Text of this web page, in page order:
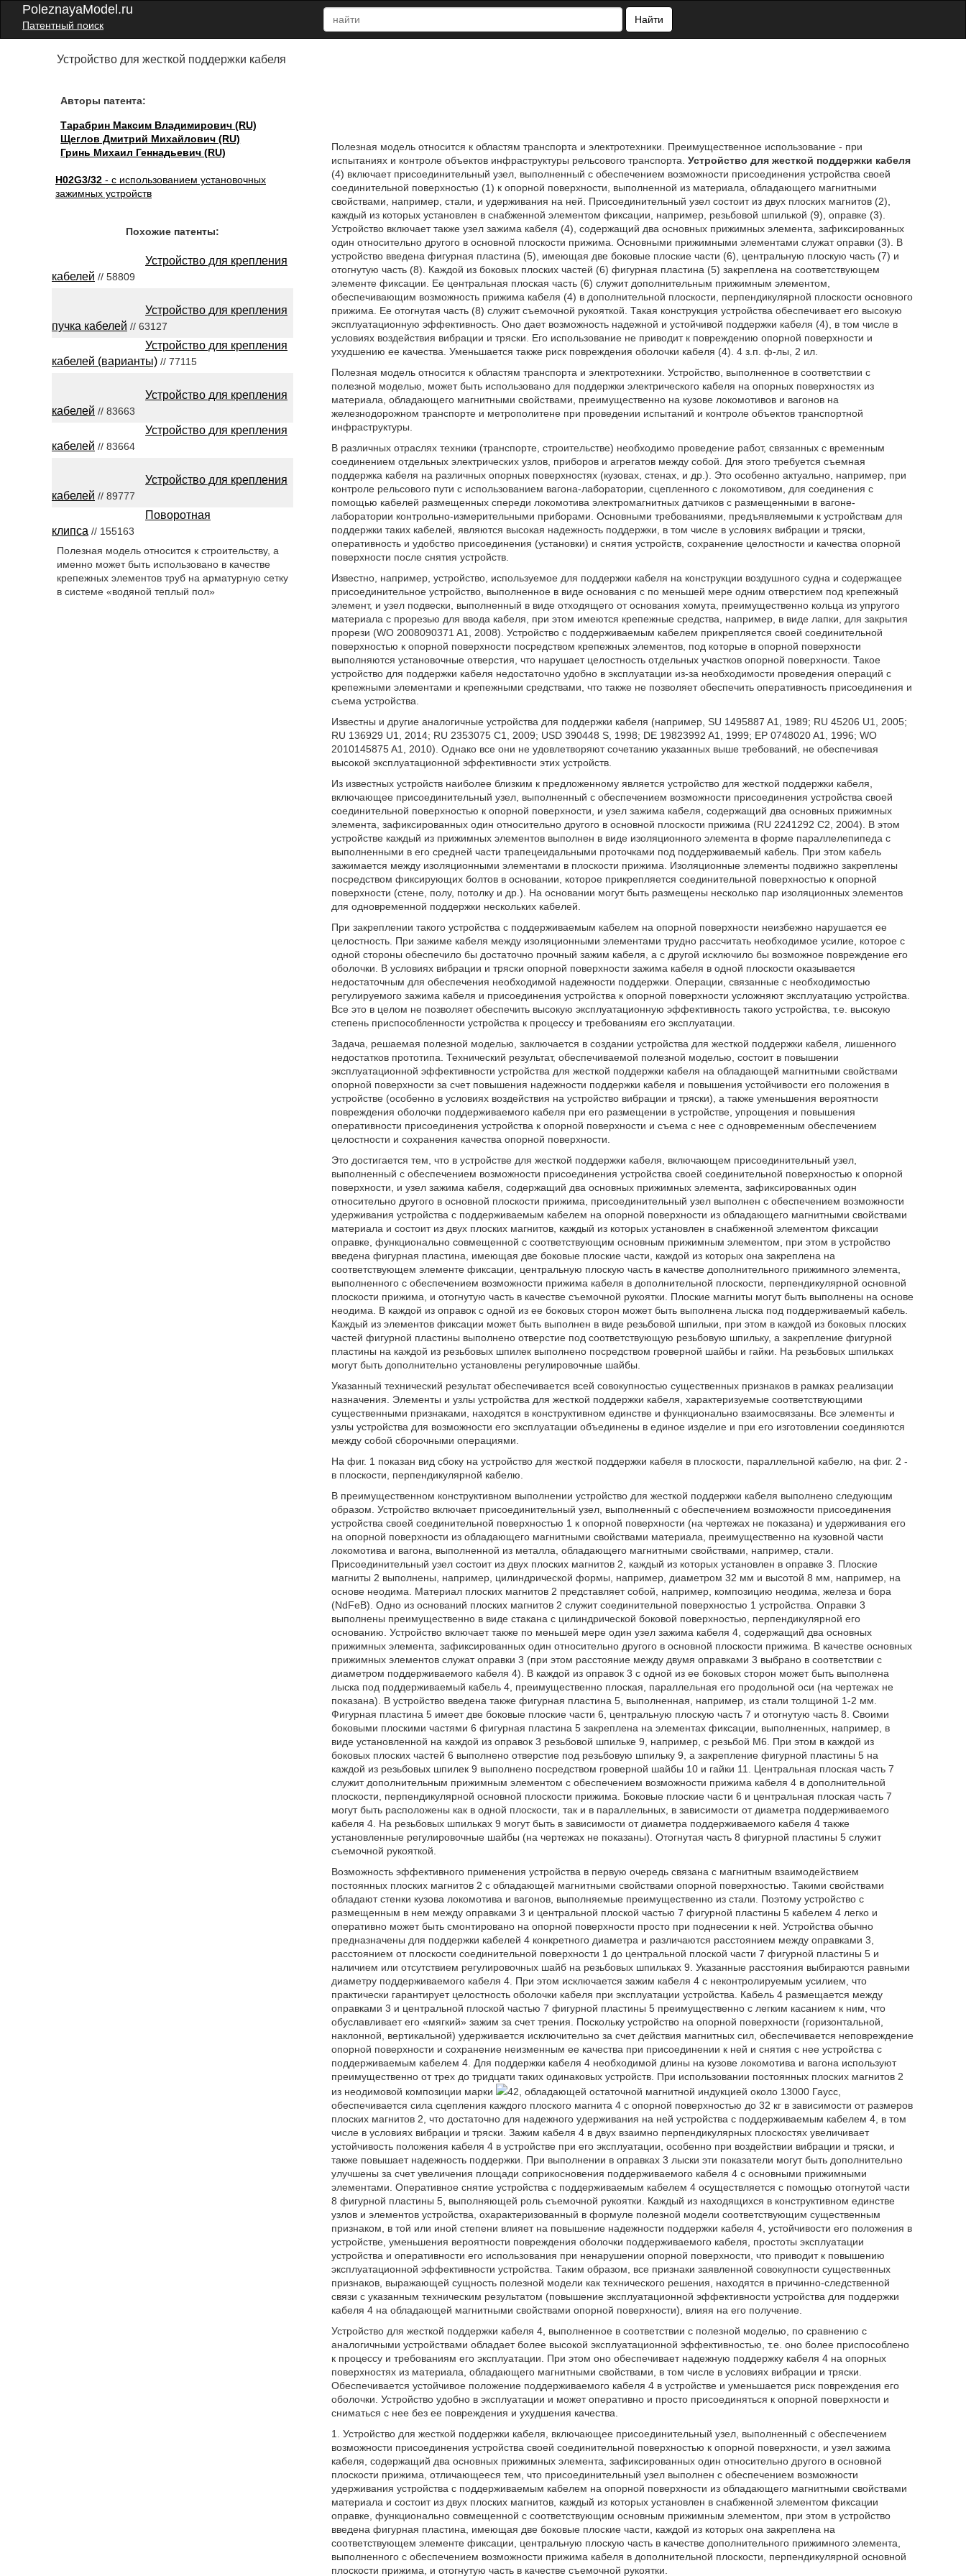
PoleznayaModel.ru
Патентный поиск
Найти
Устройство для жесткой поддержки кабеля
Авторы патента:
Тарабрин Максим Владимирович (RU)
Щеглов Дмитрий Михайлович (RU)
Гринь Михаил Геннадьевич (RU)
H02G3/32 - с использованием установочных
зажимных устройств
Полезная модель относится к областям транспорта и электротехники. Преимущественное использование - при
испытаниях и контроле объектов инфраструктуры рельсового транспорта. Устройство для жесткой поддержки кабеля
(4) включает присоединительный узел, выполненный с обеспечением возможности присоединения устройства своей
соединительной поверхностью (1) к опорной поверхности, выполненной из материала, обладающего магнитными
свойствами, например, стали, и удерживания на ней. Присоединительный узел состоит из двух плоских магнитов (2),
каждый из которых установлен в снабженной элементом фиксации, например, резьбовой шпилькой (9), оправке (3).
Устройство включает также узел зажима кабеля (4), содержащий два основных прижимных элемента, зафиксированных
один относительно другого в основной плоскости прижима. Основными прижимными элементами служат оправки (3). В
устройство введена фигурная пластина (5), имеющая две боковые плоские части (6), центральную плоскую часть (7) и
отогнутую часть (8). Каждой из боковых плоских частей (6) фигурная пластина (5) закреплена на соответствующем
элементе фиксации. Ее центральная плоская часть (6) служит дополнительным прижимным элементом,
обеспечивающим возможность прижима кабеля (4) в дополнительной плоскости, перпендикулярной плоскости основного
прижима. Ее отогнутая часть (8) служит съемочной рукояткой. Такая конструкция устройства обеспечивает его высокую
эксплуатационную эффективность. Оно дает возможность надежной и устойчивой поддержки кабеля (4), в том числе в
условиях воздействия вибрации и тряски. Его использование не приводит к повреждению опорной поверхности и
ухудшению ее качества. Уменьшается также риск повреждения оболочки кабеля (4). 4 з.п. ф-лы, 2 ил.
Полезная модель относится к областям транспорта и электротехники. Устройство, выполненное в соответствии с
полезной моделью, может быть использовано для поддержки электрического кабеля на опорных поверхностях из
материала, обладающего магнитными свойствами, преимущественно на кузове локомотивов и вагонов на
железнодорожном транспорте и метрополитене при проведении испытаний и контроле объектов транспортной
инфраструктуры.
В различных отраслях техники (транспорте, строительстве) необходимо проведение работ, связанных с временным
соединением отдельных электрических узлов, приборов и агрегатов между собой. Для этого требуется съемная
поддержка кабеля на различных опорных поверхностях (кузовах, стенах, и др.). Это особенно актуально, например, при
контроле рельсового пути с использованием вагона-лаборатории, сцепленного с локомотивом, для соединения с
помощью кабелей размещенных спереди локомотива электромагнитных датчиков с размещенными в вагоне-
лаборатории контрольно-измерительными приборами. Основными требованиями, предъявляемыми к устройствам для
поддержки таких кабелей, являются высокая надежность поддержки, в том числе в условиях вибрации и тряски,
оперативность и удобство присоединения (установки) и снятия устройств, сохранение целостности и качества опорной
поверхности после снятия устройств.
Известно, например, устройство, используемое для поддержки кабеля на конструкции воздушного судна и содержащее
присоединительное устройство, выполненное в виде основания с по меньшей мере одним отверстием под крепежный
элемент, и узел подвески, выполненный в виде отходящего от основания хомута, преимущественно кольца из упругого
материала с прорезью для ввода кабеля, при этом имеются крепежные средства, например, в виде лапки, для закрытия
прорези (WO 2008090371 A1, 2008). Устройство с поддерживаемым кабелем прикрепляется своей соединительной
поверхностью к опорной поверхности посредством крепежных элементов, под которые в опорной поверхности
выполняются установочные отверстия, что нарушает целостность отдельных участков опорной поверхности. Такое
устройство для поддержки кабеля недостаточно удобно в эксплуатации из-за необходимости проведения операций с
крепежными элементами и крепежными средствами, что также не позволяет обеспечить оперативность присоединения и
съема устройства.
Известны и другие аналогичные устройства для поддержки кабеля (например, SU 1495887 A1, 1989; RU 45206 U1, 2005;
RU 136929 U1, 2014; RU 2353075 C1, 2009; USD 390448 S, 1998; DE 19823992 A1, 1999; EP 0748020 A1, 1996; WO
2010145875 A1, 2010). Однако все они не удовлетворяют сочетанию указанных выше требований, не обеспечивая
высокой эксплуатационной эффективности этих устройств.
Из известных устройств наиболее близким к предложенному является устройство для жесткой поддержки кабеля,
включающее присоединительный узел, выполненный с обеспечением возможности присоединения устройства своей
соединительной поверхностью к опорной поверхности, и узел зажима кабеля, содержащий два основных прижимных
элемента, зафиксированных один относительно другого в основной плоскости прижима (RU 2241292 C2, 2004). В этом
устройстве каждый из прижимных элементов выполнен в виде изоляционного элемента в форме параллелепипеда с
выполненными в его средней части трапецеидальными проточками под поддерживаемый кабель. При этом кабель
зажимается между изоляционными элементами в плоскости прижима. Изоляционные элементы подвижно закреплены
посредством фиксирующих болтов в основании, которое прикрепляется соединительной поверхностью к опорной
поверхности (стене, полу, потолку и др.). На основании могут быть размещены несколько пар изоляционных элементов
для одновременной поддержки нескольких кабелей.
При закреплении такого устройства с поддерживаемым кабелем на опорной поверхности неизбежно нарушается ее
целостность. При зажиме кабеля между изоляционными элементами трудно рассчитать необходимое усилие, которое с
одной стороны обеспечило бы достаточно прочный зажим кабеля, а с другой исключило бы возможное повреждение его
оболочки. В условиях вибрации и тряски опорной поверхности зажима кабеля в одной плоскости оказывается
недостаточным для обеспечения необходимой надежности поддержки. Операции, связанные с необходимостью
регулируемого зажима кабеля и присоединения устройства к опорной поверхности усложняют эксплуатацию устройства.
Все это в целом не позволяет обеспечить высокую эксплуатационную эффективность такого устройства, т.е. высокую
степень приспособленности устройства к процессу и требованиям его эксплуатации.
Задача, решаемая полезной моделью, заключается в создании устройства для жесткой поддержки кабеля, лишенного
недостатков прототипа. Технический результат, обеспечиваемой полезной моделью, состоит в повышении
эксплуатационной эффективности устройства для жесткой поддержки кабеля на обладающей магнитными свойствами
опорной поверхности за счет повышения надежности поддержки кабеля и повышения устойчивости его положения в
устройстве (особенно в условиях воздействия на устройство вибрации и тряски), а также уменьшения вероятности
повреждения оболочки поддерживаемого кабеля при его размещении в устройстве, упрощения и повышения
оперативности присоединения устройства к опорной поверхности и съема с нее с одновременным обеспечением
целостности и сохранения качества опорной поверхности.
Это достигается тем, что в устройстве для жесткой поддержки кабеля, включающем присоединительный узел,
выполненный с обеспечением возможности присоединения устройства своей соединительной поверхностью к опорной
поверхности, и узел зажима кабеля, содержащий два основных прижимных элемента, зафиксированных один
относительно другого в основной плоскости прижима, присоединительный узел выполнен с обеспечением возможности
удерживания устройства с поддерживаемым кабелем на опорной поверхности из обладающего магнитными свойствами
материала и состоит из двух плоских магнитов, каждый из которых установлен в снабженной элементом фиксации
оправке, функционально совмещенной с соответствующим основным прижимным элементом, при этом в устройство
введена фигурная пластина, имеющая две боковые плоские части, каждой из которых она закреплена на
соответствующем элементе фиксации, центральную плоскую часть в качестве дополнительного прижимного элемента,
выполненного с обеспечением возможности прижима кабеля в дополнительной плоскости, перпендикулярной основной
плоскости прижима, и отогнутую часть в качестве съемочной рукоятки. Плоские магниты могут быть выполнены на основе
неодима. В каждой из оправок с одной из ее боковых сторон может быть выполнена лыска под поддерживаемый кабель.
Каждый из элементов фиксации может быть выполнен в виде резьбовой шпильки, при этом в каждой из боковых плоских
частей фигурной пластины выполнено отверстие под соответствующую резьбовую шпильку, а закрепление фигурной
пластины на каждой из резьбовых шпилек выполнено посредством гроверной шайбы и гайки. На резьбовых шпильках
могут быть дополнительно установлены регулировочные шайбы.
Указанный технический результат обеспечивается всей совокупностью существенных признаков в рамках реализации
назначения. Элементы и узлы устройства для жесткой поддержки кабеля, характеризуемые соответствующими
существенными признаками, находятся в конструктивном единстве и функционально взаимосвязаны. Все элементы и
узлы устройства для возможности его эксплуатации объединены в единое изделие и при его изготовлении соединяются
между собой сборочными операциями.
На фиг. 1 показан вид сбоку на устройство для жесткой поддержки кабеля в плоскости, параллельной кабелю, на фиг. 2 -
в плоскости, перпендикулярной кабелю.
В преимущественном конструктивном выполнении устройство для жесткой поддержки кабеля выполнено следующим
образом. Устройство включает присоединительный узел, выполненный с обеспечением возможности присоединения
устройства своей соединительной поверхностью 1 к опорной поверхности (на чертежах не показана) и удерживания его
на опорной поверхности из обладающего магнитными свойствами материала, преимущественно на кузовной части
локомотива и вагона, выполненной из металла, обладающего магнитными свойствами, например, стали.
Присоединительный узел состоит из двух плоских магнитов 2, каждый из которых установлен в оправке 3. Плоские
магниты 2 выполнены, например, цилиндрической формы, например, диаметром 32 мм и высотой 8 мм, например, на
основе неодима. Материал плоских магнитов 2 представляет собой, например, композицию неодима, железа и бора
(NdFeB). Одно из оснований плоских магнитов 2 служит соединительной поверхностью 1 устройства. Оправки 3
выполнены преимущественно в виде стакана с цилиндрической боковой поверхностью, перпендикулярной его
основанию. Устройство включает также по меньшей мере один узел зажима кабеля 4, содержащий два основных
прижимных элемента, зафиксированных один относительно другого в основной плоскости прижима. В качестве основных
прижимных элементов служат оправки 3 (при этом расстояние между двумя оправками 3 выбрано в соответствии с
диаметром поддерживаемого кабеля 4). В каждой из оправок 3 с одной из ее боковых сторон может быть выполнена
лыска под поддерживаемый кабель 4, преимущественно плоская, параллельная его продольной оси (на чертежах не
показана). В устройство введена также фигурная пластина 5, выполненная, например, из стали толщиной 1-2 мм.
Фигурная пластина 5 имеет две боковые плоские части 6, центральную плоскую часть 7 и отогнутую часть 8. Своими
боковыми плоскими частями 6 фигурная пластина 5 закреплена на элементах фиксации, выполненных, например, в
виде установленной на каждой из оправок 3 резьбовой шпильке 9, например, с резьбой М6. При этом в каждой из
боковых плоских частей 6 выполнено отверстие под резьбовую шпильку 9, а закрепление фигурной пластины 5 на
каждой из резьбовых шпилек 9 выполнено посредством гроверной шайбы 10 и гайки 11. Центральная плоская часть 7
служит дополнительным прижимным элементом с обеспечением возможности прижима кабеля 4 в дополнительной
плоскости, перпендикулярной основной плоскости прижима. Боковые плоские части 6 и центральная плоская часть 7
могут быть расположены как в одной плоскости, так и в параллельных, в зависимости от диаметра поддерживаемого
кабеля 4. На резьбовых шпильках 9 могут быть в зависимости от диаметра поддерживаемого кабеля 4 также
установленные регулировочные шайбы (на чертежах не показаны). Отогнутая часть 8 фигурной пластины 5 служит
съемочной рукояткой.
Возможность эффективного применения устройства в первую очередь связана с магнитным взаимодействием
постоянных плоских магнитов 2 с обладающей магнитными свойствами опорной поверхностью. Такими свойствами
обладают стенки кузова локомотива и вагонов, выполняемые преимущественно из стали. Поэтому устройство с
размещенным в нем между оправками 3 и центральной плоской частью 7 фигурной пластины 5 кабелем 4 легко и
оперативно может быть смонтировано на опорной поверхности просто при поднесении к ней. Устройства обычно
предназначены для поддержки кабелей 4 конкретного диаметра и различаются расстоянием между оправками 3,
расстоянием от плоскости соединительной поверхности 1 до центральной плоской части 7 фигурной пластины 5 и
наличием или отсутствием регулировочных шайб на резьбовых шпильках 9. Указанные расстояния выбираются равными
диаметру поддерживаемого кабеля 4. При этом исключается зажим кабеля 4 с неконтролируемым усилием, что
практически гарантирует целостность оболочки кабеля при эксплуатации устройства. Кабель 4 размещается между
оправками 3 и центральной плоской частью 7 фигурной пластины 5 преимущественно с легким касанием к ним, что
обуславливает его «мягкий» зажим за счет трения. Поскольку устройство на опорной поверхности (горизонтальной,
наклонной, вертикальной) удерживается исключительно за счет действия магнитных сил, обеспечивается неповреждение
опорной поверхности и сохранение неизменным ее качества при присоединении к ней и снятия с нее устройства с
поддерживаемым кабелем 4. Для поддержки кабеля 4 необходимой длины на кузове локомотива и вагона используют
преимущественно от трех до тридцати таких одинаковых устройств. При использовании постоянных плоских магнитов 2
из неодимовой композиции марки
42, обладающей остаточной магнитной индукцией около 13000 Гаусс,
обеспечивается сила сцепления каждого плоского магнита 4 с опорной поверхностью до 32 кг в зависимости от размеров
плоских магнитов 2, что достаточно для надежного удерживания на ней устройства с поддерживаемым кабелем 4, в том
числе в условиях вибрации и тряски. Зажим кабеля 4 в двух взаимно перпендикулярных плоскостях увеличивает
устойчивость положения кабеля 4 в устройстве при его эксплуатации, особенно при воздействии вибрации и тряски, и
также повышает надежность поддержки. При выполнении в оправках 3 лыски эти показатели могут быть дополнительно
улучшены за счет увеличения площади соприкосновения поддерживаемого кабеля 4 с основными прижимными
элементами. Оперативное снятие устройства с поддерживаемым кабелем 4 осуществляется с помощью отогнутой части
8 фигурной пластины 5, выполняющей роль съемочной рукоятки. Каждый из находящихся в конструктивном единстве
узлов и элементов устройства, охарактеризованный в формуле полезной модели соответствующим существенным
признаком, в той или иной степени влияет на повышение надежности поддержки кабеля 4, устойчивости его положения в
устройстве, уменьшения вероятности повреждения оболочки поддерживаемого кабеля, простоты эксплуатации
устройства и оперативности его использования при ненарушении опорной поверхности, что приводит к повышению
эксплуатационной эффективности устройства. Таким образом, все признаки заявленной совокупности существенных
признаков, выражающей сущность полезной модели как технического решения, находятся в причинно-следственной
связи с указанным техническим результатом (повышение эксплуатационной эффективности устройства для поддержки
кабеля 4 на обладающей магнитными свойствами опорной поверхности), влияя на его получение.
Устройство для жесткой поддержки кабеля 4, выполненное в соответствии с полезной моделью, по сравнению с
аналогичными устройствами обладает более высокой эксплуатационной эффективностью, т.е. оно более приспособлено
к процессу и требованиям его эксплуатации. При этом оно обеспечивает надежную поддержку кабеля 4 на опорных
поверхностях из материала, обладающего магнитными свойствами, в том числе в условиях вибрации и тряски.
Обеспечивается устойчивое положение поддерживаемого кабеля 4 в устройстве и уменьшается риск повреждения его
оболочки. Устройство удобно в эксплуатации и может оперативно и просто присоединяться к опорной поверхности и
сниматься с нее без ее повреждения и ухудшения качества.
1. Устройство для жесткой поддержки кабеля, включающее присоединительный узел, выполненный с обеспечением
возможности присоединения устройства своей соединительной поверхностью к опорной поверхности, и узел зажима
кабеля, содержащий два основных прижимных элемента, зафиксированных один относительно другого в основной
плоскости прижима, отличающееся тем, что присоединительный узел выполнен с обеспечением возможности
удерживания устройства с поддерживаемым кабелем на опорной поверхности из обладающего магнитными свойствами
материала и состоит из двух плоских магнитов, каждый из которых установлен в снабженной элементом фиксации
оправке, функционально совмещенной с соответствующим основным прижимным элементом, при этом в устройство
введена фигурная пластина, имеющая две боковые плоские части, каждой из которых она закреплена на
соответствующем элементе фиксации, центральную плоскую часть в качестве дополнительного прижимного элемента,
выполненного с обеспечением возможности прижима кабеля в дополнительной плоскости, перпендикулярной основной
плоскости прижима, и отогнутую часть в качестве съемочной рукоятки.
Похожие патенты:
Устройство для крепления
кабелей // 58809
Устройство для крепления
пучка кабелей // 63127
Устройство для крепления
кабелей (варианты) // 77115
Устройство для крепления
кабелей // 83663
Устройство для крепления
кабелей // 83664
Устройство для крепления
кабелей // 89777
Поворотная
клипса // 155163
Полезная модель относится к строительству, а
именно может быть использовано в качестве
крепежных элементов труб на арматурную сетку
в системе «водяной теплый пол»